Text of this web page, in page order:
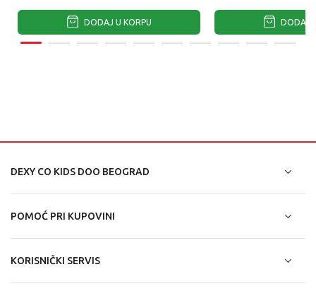
DODAJ U KORPU DODAJ
DEXY CO KIDS DOO BEOGRAD
POMOĆ PRI KUPOVINI
KORISNIČKI SERVIS